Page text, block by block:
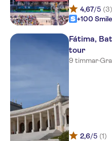
4,67/5 (3)
+100
Fátima,
tour
9 timmar·
2,6/5 (1)